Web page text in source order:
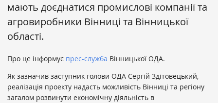
мають доєднатися промислові компанії та
агровиробники Вінниці та Вінницької
області.
Про це інформує прес-служба Вінницької ОДА.
Як зазначив заступник голови ОДА Сергій Здітовецький,
реалізація проекту надасть можливість Вінниці та регіону
загалом розвинути економічну діяльність в